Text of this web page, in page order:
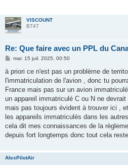
VISCOUNT
B747
Re: Que faire avec un PPL du
M
s
s
a
g
mar. 15 juil. 2025, 00:50
à priori ce n'est pas un problème de
l'immatriculation de l'avion , donc tu
France mais pas sur un avion
un appareil immatriculé C ou N ne
mais pas toujours évident à trouver ici ,
les appareils immatriculés dans les
cela dit mes connaissances de la
depuis fort longtemps donc tout cela
AlexPilotAir